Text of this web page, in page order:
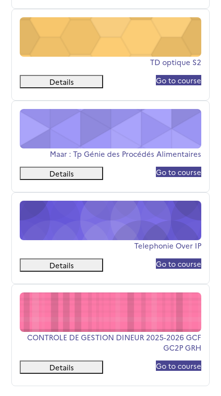
TD optique S2
שם הקורס
TD optique S2
Go to course
Details
Maar : Tp Génie des Procédés Alimentaires
שם הקורס
Maar : Tp Génie des Procédés Alimentaires
Go to course
Details
Telephonie Over IP
שם הקורס
Telephonie Over IP
Go to course
Details
DE GESTION DINEUR 2025-2026 GCF GC2P GRH
שם הקורס
CONTROLE DE GESTION DINEUR 2025-2026 GCF
GC2P GRH
Go to course
Details